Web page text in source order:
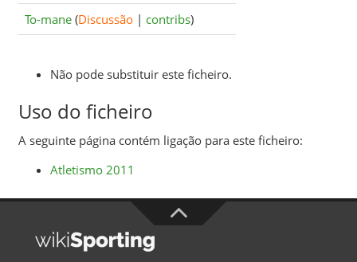
To-mane (Discussão| contribs)
Não pode substituir este ficheiro.
Uso do ficheiro
A seguinte página contém ligação para este ficheiro:
Atletismo 2011